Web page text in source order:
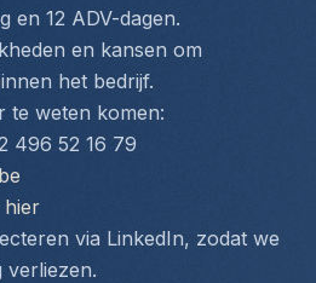
en 12 ADV-dagen.
en kansen om
het bedrijf.
te weten komen:
496 52 16 79
hier
via LinkedIn, zodat we
verliezen.